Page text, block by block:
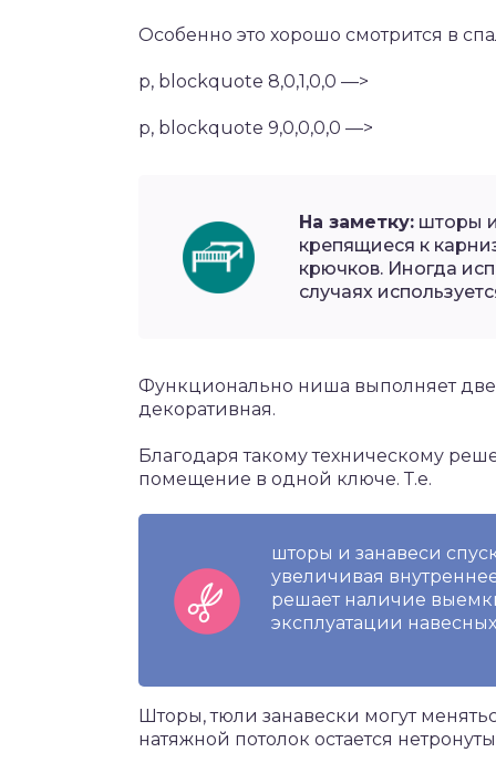
Особенно это хорошо смотрится в
p, blockquote 8,0,1,0,0 —>
p, blockquote 9,0,0,0,0 —>
На заметку: шторы
крепящиеся к
крючков. Иногда
случаях
Функционально ниша выполняет две
декоративная.
Благодаря такому техническому
помещение в одной ключе. Т.е.
шторы и занавеси
увеличивая
решает наличие
эксплуатации
Шторы, тюли занавески могут
натяжной потолок остается